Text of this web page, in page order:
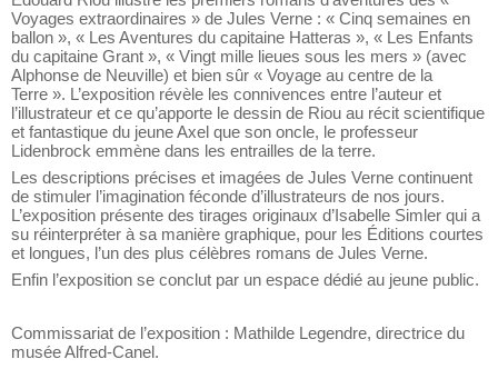
Édouard Riou illustre les premiers romans d’aventures des «
Voyages extraordinaires » de Jules Verne : «Cinq semaines en
ballon », «Les Aventures du capitaine Hatteras », « Les Enfants
du capitaine Grant », «Vingt mille lieues sous les mers »(avec
Alphonse de Neuville) et bien sûr «Voyage au centre de la
Terre ». L’exposition révèle les connivences entre l’auteur et
l’illustrateur et ce qu’apporte le dessin de Riou au récit scientifique
et fantastique du jeune Axel que son oncle, le professeur
Lidenbrock emmène dans les entrailles de la terre.
Les descriptions précises et imagées de Jules Verne continuent
de stimuler l’imagination féconde d’illustrateurs de nos jours.
L’exposition présente des tirages originaux d’Isabelle Simler qui a
su réinterpréter à sa manière graphique, pour les Éditions courtes
et longues, l’un des plus célèbres romans de Jules Verne.
Enfin l’exposition se conclut par un espace dédié au jeune public.
Commissariat de l’exposition : Mathilde Legendre, directrice du
musée Alfred-Canel.